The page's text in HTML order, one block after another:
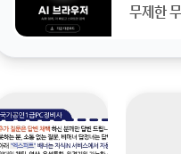
무제한